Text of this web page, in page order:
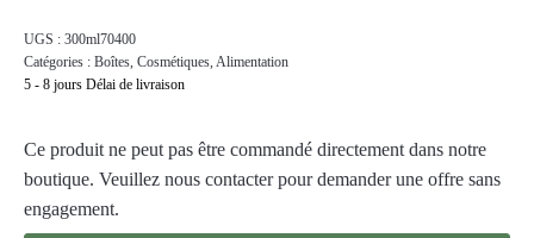
spécifiques.
de votre emballage. Notre équipe se fera un plaisir de vous
conseiller pour trouver la couleur et la finition optimales pour
UGS : 300ml70400
Catégories : Boîtes, Cosmétiques, Alimentation
5 - 8 jours Délai de livraison
Ce produit ne peut pas être commandé directement dans notre
boutique. Veuillez nous contacter pour demander une offre sans
engagement.